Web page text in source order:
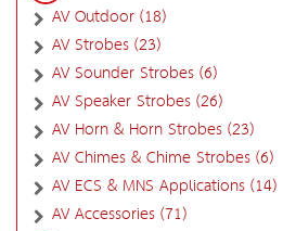
AV Outdoor (18)
AV Strobes (23)
AV Sounder Strobes (6)
AV Speaker Strobes (26)
AV Horn & Horn Strobes (23)
AV Chimes & Chime Strobes (6)
AV ECS & MNS Applications (14)
AV Accessories (71)